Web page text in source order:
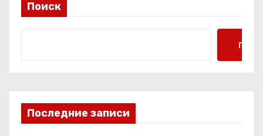
Поиск
Поиск
Последние записи